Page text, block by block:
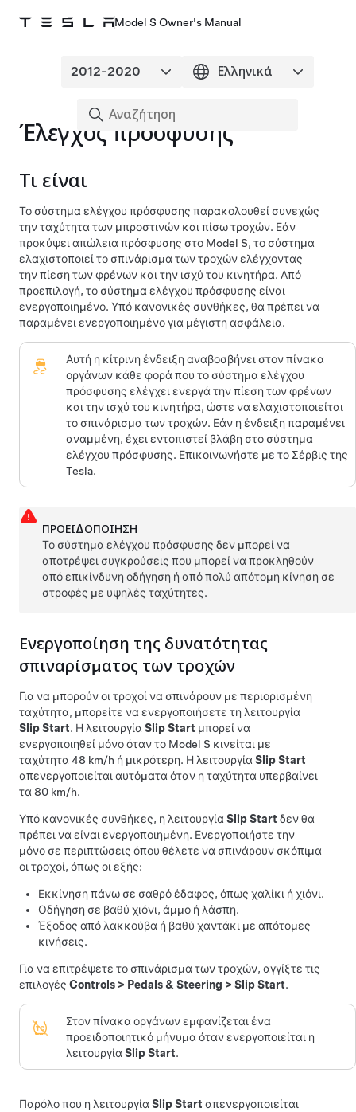
Model S Owner's Manual
Έλεγχος πρόσφυσης
Τι είναι
Το σύστημα ελέγχου πρόσφυσης παρακολουθεί συνεχώς
την ταχύτητα των μπροστινών και πίσω τροχών. Εάν
προκύψει απώλεια πρόσφυσης στο Model S, το σύστημα
ελαχιστοποιεί το σπινάρισμα των τροχών ελέγχοντας
την πίεση των φρένων και την ισχύ του κινητήρα. Από
προεπιλογή, το σύστημα ελέγχου πρόσφυσης είναι
ενεργοποιημένο. Υπό κανονικές συνθήκες, θα πρέπει να
παραμένει ενεργοποιημένο για μέγιστη ασφάλεια.
Αυτή η κίτρινη ένδειξη αναβοσβήνειστον πίνακα
οργάνων κάθε φορά που το σύστημα ελέγχου
πρόσφυσης ελέγχει ενεργά την πίεση των φρένων
και την ισχύ του κινητήρα, ώστε να ελαχιστοποιείται
το σπινάρισμα των τροχών. Εάν η ένδειξη παραμένει
αναμμένη, έχει εντοπιστεί βλάβη στο σύστημα
ελέγχου πρόσφυσης. Επικοινωνήστε με το Σέρβις της
Tesla.
ΠΡΟΕΙΔΟΠΟΊΗΣΗ
Το σύστημα ελέγχου πρόσφυσης δεν μπορεί να
αποτρέψει συγκρούσεις που μπορεί να προκληθούν
από επικίνδυνη οδήγηση ή από πολύ απότομη κίνηση σε
στροφές με υψηλές ταχύτητες.
Ενεργοποίηση της δυνατότητας
σπιναρίσματος των τροχών
Για να μπορούν οι τροχοί να σπινάρουν με περιορισμένη
ταχύτητα, μπορείτε να ενεργοποιήσετε τη λειτουργία
Slip Start. Η λειτουργία Slip Start μπορεί να
ενεργοποιηθεί μόνο όταν το Model S κινείται με
ταχύτητα 48 km/h ή μικρότερη. Η λειτουργία Slip Start
απενεργοποιείται αυτόματα όταν η ταχύτητα υπερβαίνει
τα 80 km/h.
Υπό κανονικές συνθήκες, η λειτουργία Slip Start δεν θα
πρέπει να είναι ενεργοποιημένη. Ενεργοποιήστε την
μόνο σε περιπτώσεις όπου θέλετε να σπινάρουν σκόπιμα
οι τροχοί, όπως οι εξής:
Εκκίνηση πάνω σε σαθρό έδαφος, όπως χαλίκι ή χιόνι.
Οδήγηση σε βαθύ χιόνι, άμμο ή λάσπη.
Έξοδος από λακκούβα ή βαθύ χαντάκι με απότομες
κινήσεις.
Για να επιτρέψετε το σπινάρισμα των τροχών, αγγίξτε τις
επιλογές Controls > Pedals & Steering > Slip Start.
Στον πίνακα οργάνων εμφανίζεται ένα
προειδοποιητικό μήνυμα όταν ενεργοποιείται η
λειτουργίαSlip Start.
Παρόλο που η λειτουργία Slip Start απενεργοποιείται